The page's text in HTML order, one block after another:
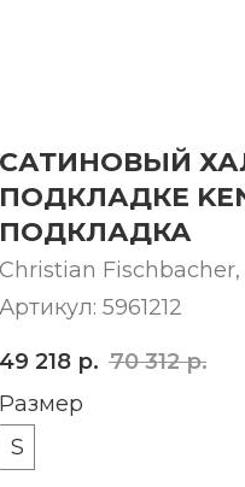
САТИНОВЫЙ
ПОДКЛАДКЕ
ПОДКЛАДКА
Christian
Артикул: 5961212
49 218 р. 70 312 р.
Размер
S